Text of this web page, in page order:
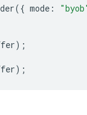
({ mode :
);
);